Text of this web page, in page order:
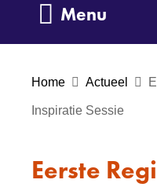
e
Menu
Home Actueel
Inspiratie Sessie
Eerste